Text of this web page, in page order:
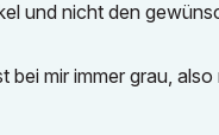
und nicht den
mir immer grau, also